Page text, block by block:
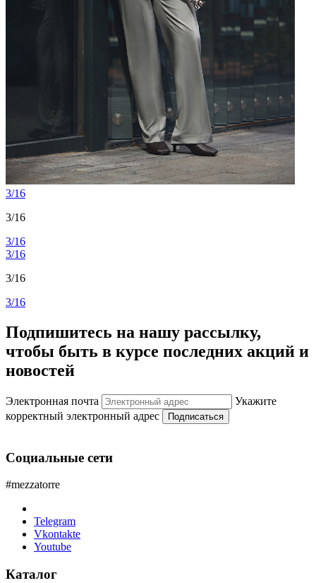
3/16
3/16
3/16
3/16
3/16
3/16
Подпишитесь на нашу рассылку,
чтобы быть в курсе последних акций и
новостей
Электронная почта
Укажите
корректный электронный адрес
Подписаться
Социальные сети
#mezzatorre
Telegram
Vkontakte
Youtube
Каталог